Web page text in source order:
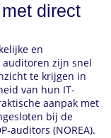
direct
en
auditoren zijn snel
te krijgen in
van hun IT-
aanpak met
bij de
auditors (NOREA).